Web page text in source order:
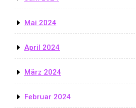
Mai 2024
April 2024
März 2024
Februar 2024